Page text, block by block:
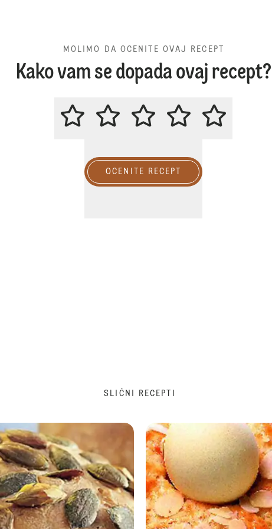
MOLIMO DA OCENITE OVAJ RECEPT
Kako vam se dopada ovaj recept?
MOLIMO DA OCENITE OVAJ
OCENITE RECEPT
SLIČNI RECEPTI
Banana hleb sa orasima